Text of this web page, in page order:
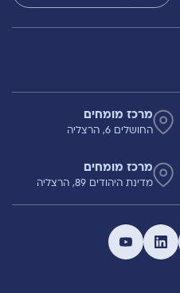
מרכז מומחים
החושלים 6, הרצליה
מרכז מומחים
מדינת היהודים 89, הרצליה